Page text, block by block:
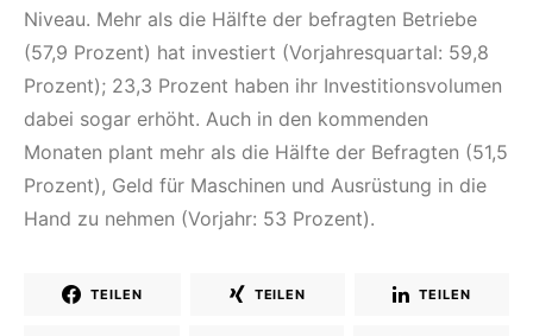
Niveau. Mehr als die Hälfte der befragten Betriebe
(57,9 Prozent) hat investiert (Vorjahresquartal: 59,8
Prozent); 23,3 Prozent haben ihr Investitionsvolumen
dabei sogar erhöht. Auch in den kommenden
Monaten plant mehr als die Hälfte der Befragten (51,5
Prozent), Geld für Maschinen und Ausrüstung in die
Hand zu nehmen (Vorjahr: 53 Prozent).
TEILEN TEILEN TEILEN